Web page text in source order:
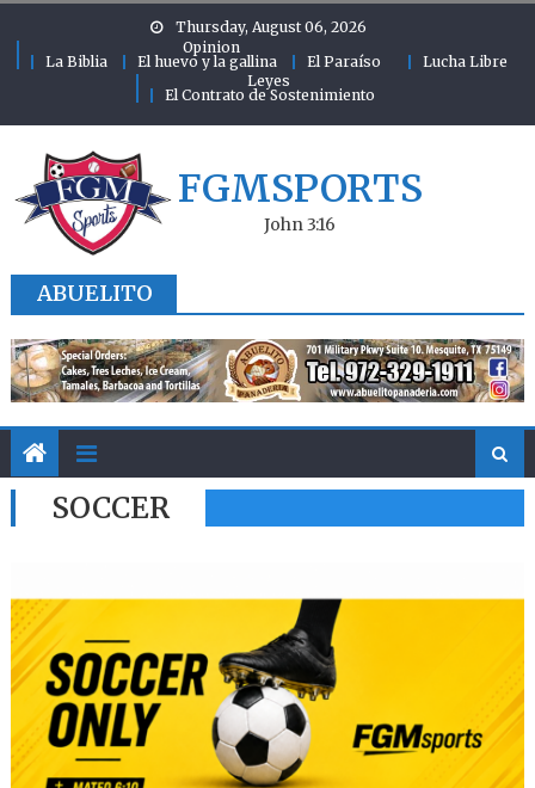
Thursday, August 06, 2026
Opinion
La Biblia
El huevo y la gallina El Paraíso
Lucha Libre
Leyes
El Contrato de Sostenimiento
FGMSPORTS
John 3:16
ABUELITO
SOCCER